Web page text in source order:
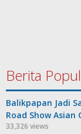
Berita
Balikpapan Jadi
Road Show Asian
33,326 views